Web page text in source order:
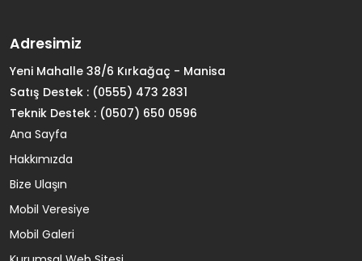
Adresimiz
Yeni Mahalle 38/6 Kırkağaç - Manisa
Satış Destek : (0555) 473 2831
Teknik Destek : (0507) 650 0596
Ana Sayfa
Hakkımızda
Bize Ulaşın
Mobil Veresiye
Mobil Galeri